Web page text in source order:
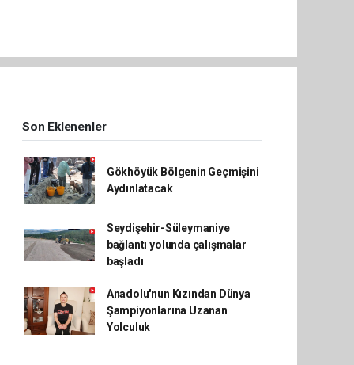
Son Eklenenler
Gökhöyük Bölgenin Geçmişini
Aydınlatacak
Seydişehir-Süleymaniye
bağlantı yolunda çalışmalar
başladı
Anadolu'nun Kızından Dünya
Şampiyonlarına Uzanan
Yolculuk